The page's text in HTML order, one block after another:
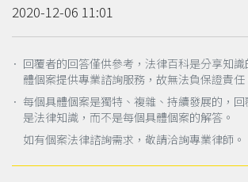
2020-12-06 11:01
． 回覆者的回答僅供參考，法律百科是分享知
體個案提供專業諮詢服務，故無法負保證責任
． 每個具體個案是獨特、複雜、持續發展的，
是法律知識，而不是每個具體個案的解答。
如有個案法律諮詢需求，敬請洽詢專業律師。